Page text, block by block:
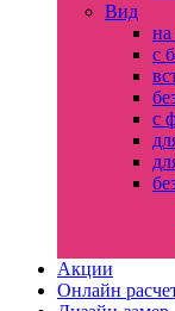
Вид
на
с
с
Акции
Онлайн